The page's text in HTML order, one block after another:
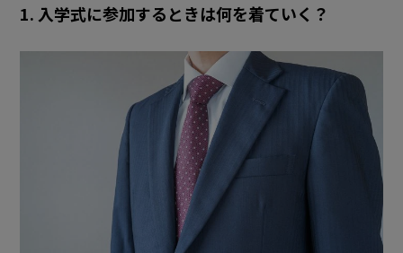
1. 入学式に参加するときは何を着ていく？